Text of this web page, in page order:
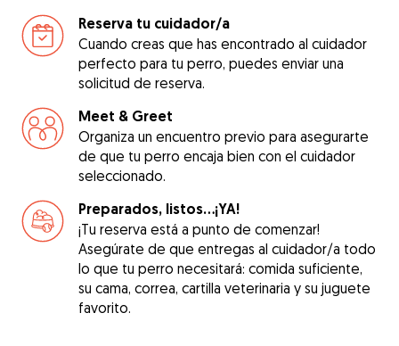
Reserva tu cuidador/a
Cuando creas que has encontrado al cuidador
perfecto para tu perro, puedes enviar una
solicitud de reserva.
Meet & Greet
Organiza un encuentro previo para asegurarte
de que tu perro encaja bien con el cuidador
seleccionado.
Preparados, listos...¡YA!
¡Tu reserva está a punto de comenzar!
Asegúrate de que entregas al cuidador/a todo
lo que tu perro necesitará: comida suficiente,
su cama, correa, cartilla veterinaria y su juguete
favorito.